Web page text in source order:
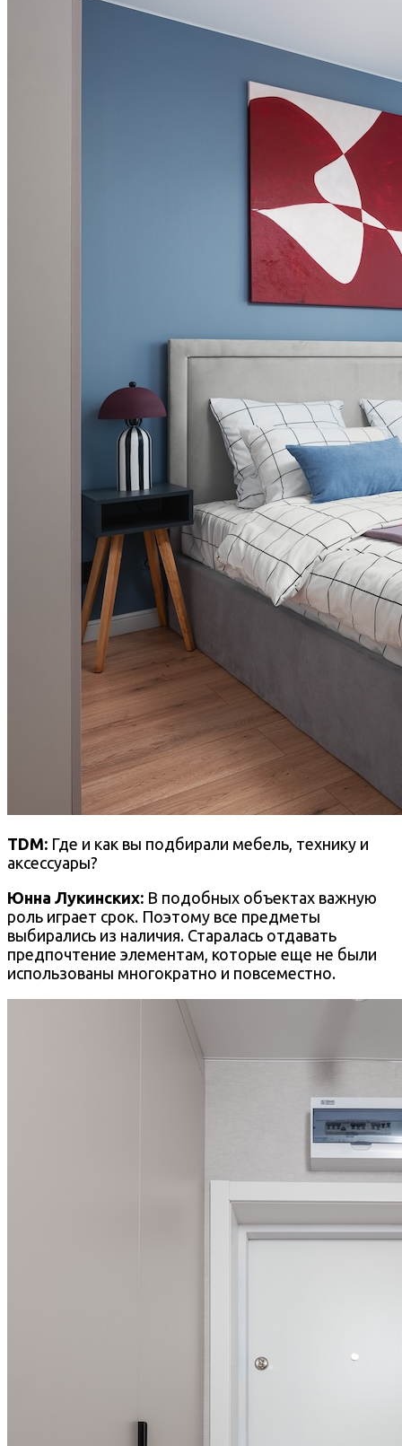
TDM: Где и как вы подбирали мебель, технику и
аксессуары?
Юнна Лукинских: В подобных объектах важную
роль играет срок. Поэтому все предметы
выбирались из наличия. Старалась отдавать
предпочтение элементам, которые еще не были
использованы многократно и повсеместно.